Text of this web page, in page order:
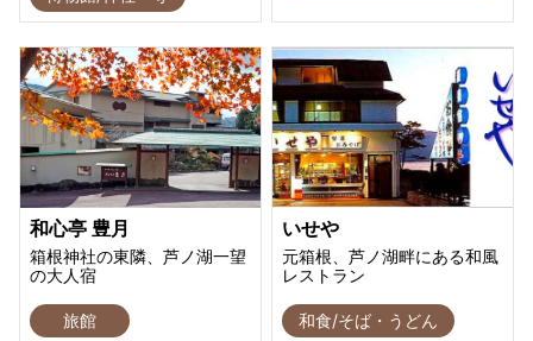
和心亭 豊月
箱根神社の東隣、芦ノ湖一望
の大人宿
旅館
いせや
元箱根、芦ノ湖畔にある和風
レストラン
和食/そば・うどん